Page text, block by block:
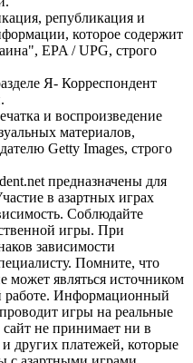
републикация и
которое содержит
EPA / UPG, строго
Я- Корреспондент
и воспроизведение
материалов,
Getty Images, строго
предназначены для
в азартных играх
Соблюдайте
игры. При
зависимости
Помните, что
может являться источником
работе. Информационный
игры на реальные
не принимает ни в
других платежей, которые